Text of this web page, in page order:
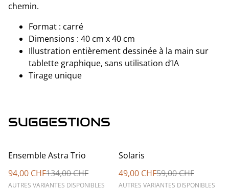
chemin.
Format : carré
Dimensions : 40 cm x 40 cm
Illustration entièrement dessinée à la main sur
tablette graphique, sans utilisation d’IA
Tirage unique
SUGGESTIONS
%
Ensemble Astra Trio
94,00 CHF134,00 CHF
AUTRES VARIANTES DISPONIBLES
%
Solaris
49,00 CHF59,00 CHF
AUTRES VARIANTES DISPONIBLES